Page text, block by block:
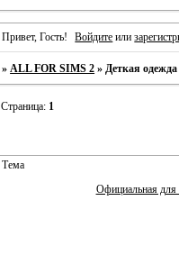
Привет, Гость! Войдите или
» ALL FOR SIMS 2 » Деткая одежда
Страница: 1
Тема
Официальная для